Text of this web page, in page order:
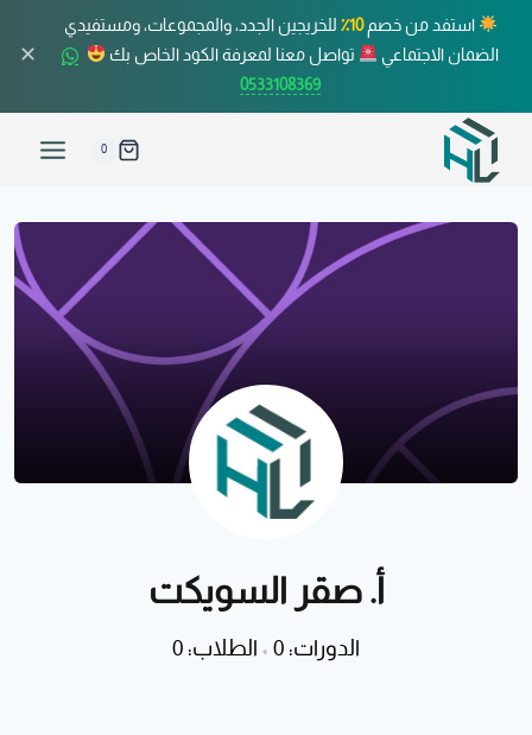
استفد من خصم10٪
للخريجين الجدد، والمجموعات، ومستفيدي
الضمان الاجتماعي
تواصل معنا لمعرفة الكود الخاص بك
0533108369
✕
0
أ. صقر السويكت
الدورات: 0 • الطلاب: 0